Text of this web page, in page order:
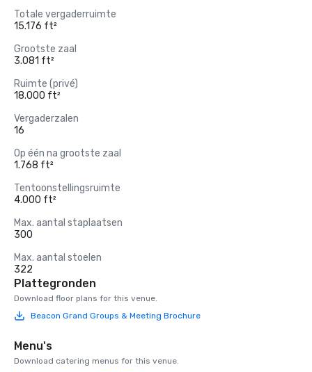
Totale vergaderruimte
15.176 ft²
Grootste zaal
3.081 ft²
Ruimte (privé)
18.000 ft²
Vergaderzalen
16
Op één na grootste zaal
1.768 ft²
Tentoonstellingsruimte
4.000 ft²
Max. aantal staplaatsen
300
Max. aantal stoelen
322
Plattegronden
Download floor plans for this venue.
Beacon Grand Groups & Meeting Brochure
Menu's
Download catering menus for this venue.